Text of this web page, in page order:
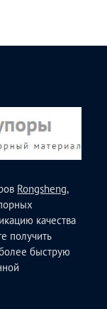
Rongsheng,
качества
получить
быструю